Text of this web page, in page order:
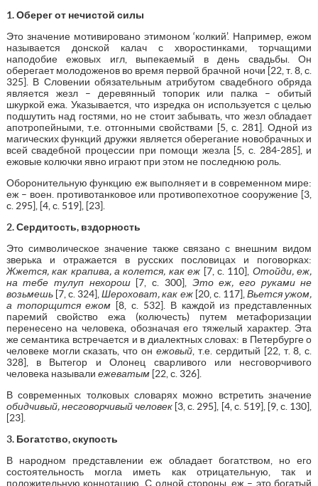
1. Оберег от нечистой силы
Это значение мотивировано этимоном ‘колкий’. Например, ежом
называется донской калач с хворостинками, торчащими
наподобие ежовых игл, выпекаемый в день свадьбы. Он
оберегает молодоженов во время первой брачной ночи [22, т. 8, с.
325]. В Словении обязательным атрибутом свадебного обряда
является жезл – деревянный топорик или палка – обитый
шкуркой ежа. Указывается, что изредка он используется с целью
подшутить над гостями, но не стоит забывать, что жезл обладает
апотропейными, т.е. отгонными свойствами [5, с. 281]. Одной из
магических функций дружки является оберегание новобрачных и
всей свадебной процессии при помощи жезла [5, с. 284-285], и
ежовые колючки явно играют при этом не последнюю роль.
Оборонительную функцию еж выполняет и в современном мире:
еж – воен. противотанковое или противопехотное сооружение [3,
с. 295], [4, с. 519], [23].
2. Сердитость, вздорность
Это символическое значение также связано с внешним видом
зверька и отражается в русских пословицах и поговорках:
Жжется, как крапива, а колется, как еж [7, с. 110], Отойди, еж,
на тебе тулуп нехорош[7, с. 300],
Это еж, его руками не
возьмешь[7, с. 324],Шероховат, как еж[20, с. 117],Вьется ужом,
а топорщится ежом [8, с. 532]. В каждой из представленных
паремий свойство ежа (колючесть) путем метафоризации
перенесено на человека, обозначая его тяжелый характер. Эта
же семантика встречается и в диалектных словах: в Петербурге о
человеке могли сказать, что онежовый , т.е. сердитый [22, т. 8, с.
328], в Вытегор и Олонец сварливого или несговорчивого
человека называли ежеватым[22, с. 326].
В современных толковых словарях можно встретить значение
обидчивый, несговорчивый человек [3, с. 295], [4, с. 519], [9, с. 130],
[23].
3. Богатство, скупость
В народном представлении еж обладает богатством, но его
состоятельность могла иметь как отрицательную, так и
положительную коннотацию. С одной стороны, еж – это богатый